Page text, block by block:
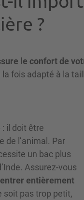
?
le confort de
fois adapté à la
: il doit être
de l’animal. Par
un bac plus
Assurez-vous
entièrement
soit pas trop petit,